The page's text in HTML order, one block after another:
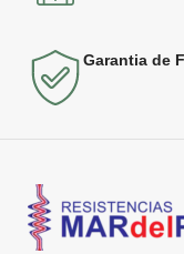
// Medidas del
la plancha:
Termostato 50-300º C
control de temperatura
GARANTIA 6
Garantia de